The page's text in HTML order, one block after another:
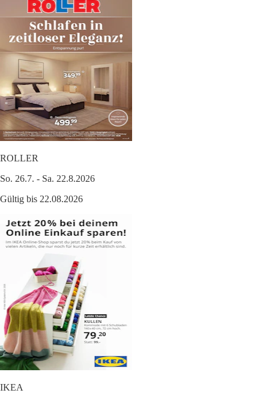
ROLLER
So. 26.7. - Sa. 22.8.2026
Gültig bis 22.08.2026
IKEA